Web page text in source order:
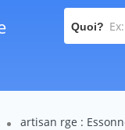
Quoi?
artisan rge :